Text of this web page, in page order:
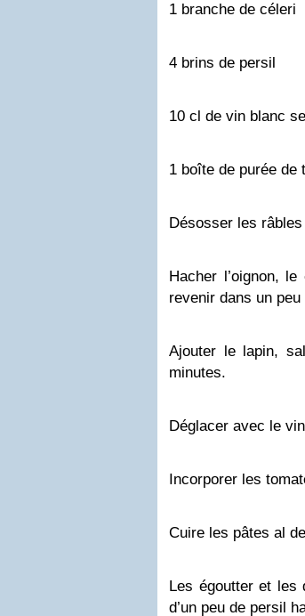
1 branche de céleri
4 brins de persil
10 cl de vin blanc
1 boîte de purée de
Désosser les
Hacher l’oignon,
revenir dans un peu
Ajouter le lapin,
minutes.
Déglacer avec le
Incorporer les
Cuire les pâtes al
Les égoutter et les
d’un peu de persil